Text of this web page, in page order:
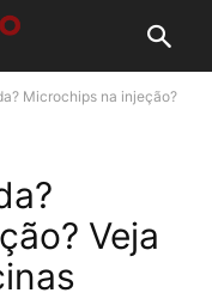
Microchips na injeção?
Veja